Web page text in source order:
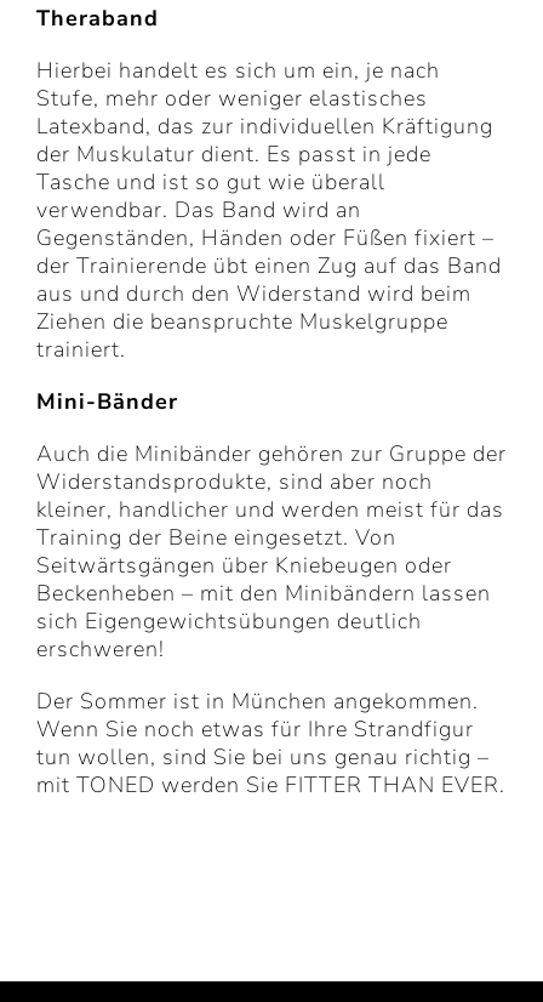
Theraband
Hierbei handelt es sich um ein, je nach
Stufe, mehr oder weniger elastisches
Latexband, das zur individuellen Kräftigung
der Muskulatur dient. Es passt in jede
Tasche und ist so gut wie überall
verwendbar. Das Band wird an
Gegenständen, Händen oder Füßen fixiert –
der Trainierende übt einen Zug auf das Band
aus und durch den Widerstand wird beim
Ziehen die beanspruchte Muskelgruppe
trainiert.
Mini-Bänder
Auch die Minibänder gehören zur Gruppe der
Widerstandsprodukte, sind aber noch
kleiner, handlicher und werden meist für das
Training der Beine eingesetzt. Von
Seitwärtsgängen über Kniebeugen oder
Beckenheben – mit den Minibändern lassen
sich Eigengewichtsübungen deutlich
erschweren!
Der Sommer ist in München angekommen.
Wenn Sie noch etwas für Ihre Strandfigur
tun wollen, sind Sie bei uns genau richtig –
mit TONED werden Sie FITTER THAN EVER.